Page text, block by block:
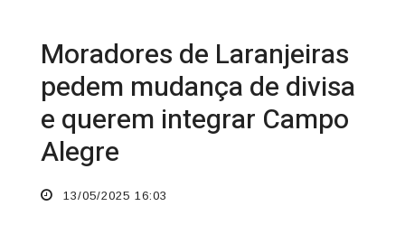
Moradores de Laranjeiras
pedem mudança de divisa
e querem integrar Campo
Alegre
13/05/2025 16:03